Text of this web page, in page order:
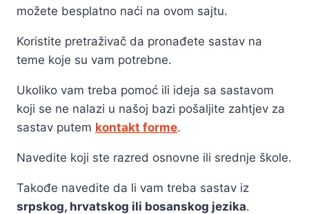
možete besplatno naći na ovom sajtu.
Koristite pretraživač da pronađete sastav na
teme koje su vam potrebne.
Ukoliko vam treba pomoć ili ideja sa sastavom
koji se ne nalazi u našoj bazi pošaljite zahtjev za
sastav putem kontakt forme.
Navedite koji ste razred osnovne ili srednje škole.
Takođe navedite da li vam treba sastav iz
srpskog, hrvatskog ili bosanskog jezika.